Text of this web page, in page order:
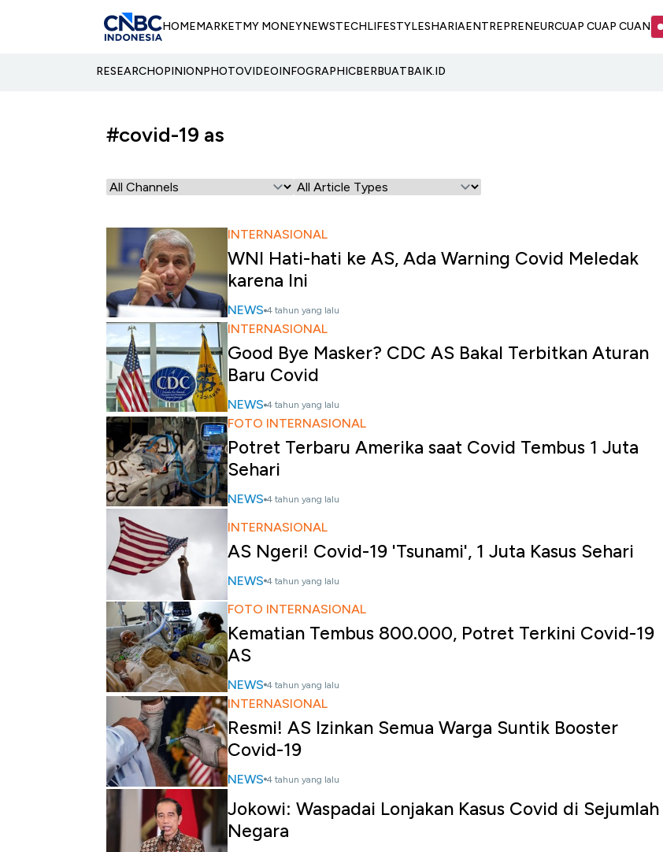
HOMEMARKETMY MONEYNEWSTECHLIFESTYLESHARIAENTREPRENEURCUAP CUAP CUAN
RESEARCHOPINIONPHOTOVIDEOINFOGRAPHICBERBUATBAIK.ID
#covid-19 as
INTERNASIONAL
WNI Hati-hati ke AS, Ada Warning Covid Meledak
karena Ini
NEWS 4 tahun yang lalu
INTERNASIONAL
Good Bye Masker? CDC AS Bakal Terbitkan Aturan
Baru Covid
NEWS 4 tahun yang lalu
FOTO INTERNASIONAL
Potret Terbaru Amerika saat Covid Tembus 1 Juta
Sehari
NEWS 4 tahun yang lalu
INTERNASIONAL
AS Ngeri! Covid-19 'Tsunami', 1 Juta Kasus Sehari
NEWS 4 tahun yang lalu
FOTO INTERNASIONAL
Kematian Tembus 800.000, Potret Terkini Covid-19
AS
NEWS 4 tahun yang lalu
INTERNASIONAL
Resmi! AS Izinkan Semua Warga Suntik Booster
Covid-19
NEWS 4 tahun yang lalu
Jokowi: Waspadai Lonjakan Kasus Covid di Sejumlah
Negara